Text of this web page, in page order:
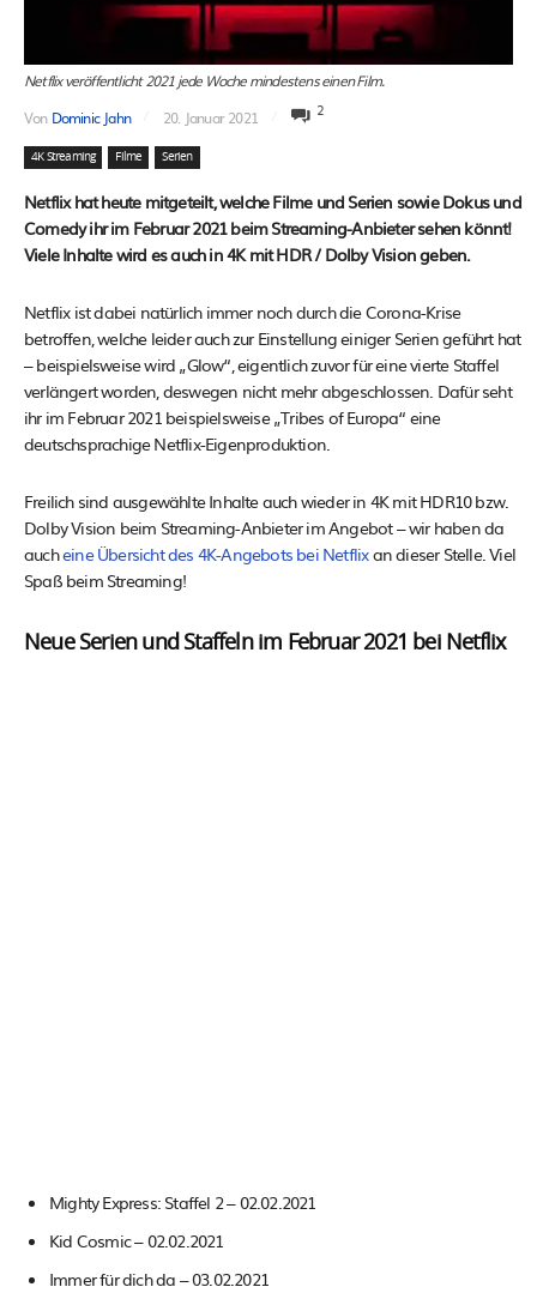
Netflix veröffentlicht 2021 jede Woche mindestens einen Film.
Von Dominic Jahn 20. Januar 2021 2
4K Streaming Filme Serien
Netflix hat heute mitgeteilt, welche Filme und Serien sowie Dokus und
Comedy ihr im Februar 2021 beim Streaming-Anbieter sehen könnt!
Viele Inhalte wird es auch in 4K mit HDR / Dolby Vision geben.
Netflix ist dabei natürlich immer noch durch die Corona-Krise
betroffen, welche leider auch zur Einstellung einiger Serien geführt hat
– beispielsweise wird „Glow“, eigentlich zuvor für eine vierte Staffel
verlängert worden, deswegen nicht mehr abgeschlossen. Dafür seht
ihr im Februar 2021 beispielsweise „Tribes of Europa“ eine
deutschsprachige Netflix-Eigenproduktion.
Freilich sind ausgewählte Inhalte auch wieder in 4K mit HDR10 bzw.
Dolby Vision beim Streaming-Anbieter im Angebot – wir haben da
aucheine Übersicht des 4K-Angebots bei Netflixan dieser Stelle. Viel
Spaß beim Streaming!
Neue Serien und Staffeln im Februar 2021 bei Netflix
Mighty Express: Staffel 2 – 02.02.2021
Kid Cosmic – 02.02.2021
Immer für dich da – 03.02.2021